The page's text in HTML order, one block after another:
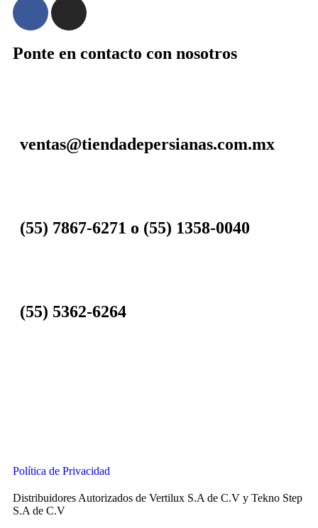
Ponte en contacto con nosotros
ventas@tiendadepersianas.com.mx
(55) 7867-6271 o (55) 1358-0040
(55) 5362-6264
Política de Privacidad
Distribuidores Autorizados de Vertilux S.A de C.V y Tekno Step
S.A de C.V